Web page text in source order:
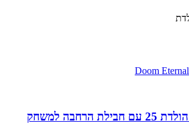
דום חוגג יום הולדת 25 עם חבילת הרחבה למשחק